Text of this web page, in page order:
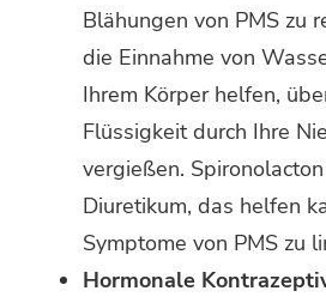
Blähungen von PMS zu
die Einnahme von
Ihrem Körper helfen,
Flüssigkeit durch Ihre
vergießen.
Diuretikum, das helfen
Symptome von PMS zu
Hormonale